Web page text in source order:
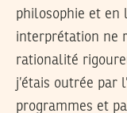
philosophie et en
interprétation ne
rationalité
j’étais outrée par
programmes et